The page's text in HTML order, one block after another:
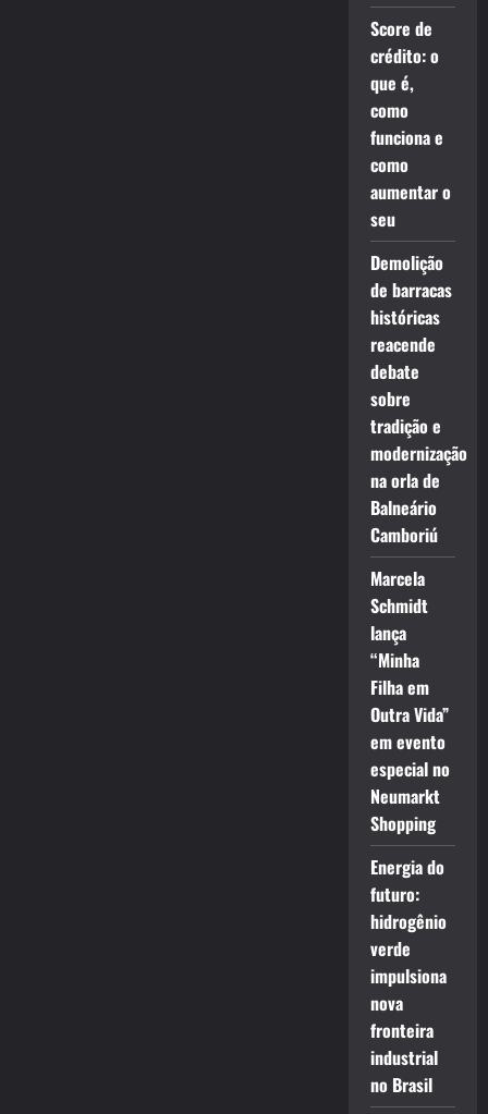
Score de
crédito: o
que é,
como
funciona e
como
aumentar o
seu
Demolição
de barracas
históricas
reacende
debate
sobre
tradição e
modernização
na orla de
Balneário
Camboriú
Marcela
Schmidt
lança
“Minha
Filha em
Outra Vida”
em evento
especial no
Neumarkt
Shopping
Energia do
futuro:
hidrogênio
verde
impulsiona
nova
fronteira
industrial
no Brasil